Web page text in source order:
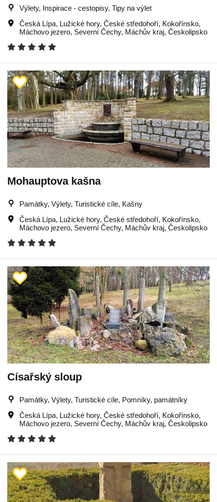
Výlety, Inspirace - cestopisy, Tipy na výlet
Česká Lípa, Lužické hory, České středohoří, Kokořínsko,
Máchovo jezero, Severní Čechy, Máchův kraj, Českolipsko
Mohauptova kašna
Památky, Výlety, Turistické cíle, Kašny
Česká Lípa, Lužické hory, České středohoří, Kokořínsko,
Máchovo jezero, Severní Čechy, Máchův kraj, Českolipsko
Císařský sloup
Památky, Výlety, Turistické cíle, Pomníky, památníky
Česká Lípa, Lužické hory, České středohoří, Kokořínsko,
Máchovo jezero, Severní Čechy, Máchův kraj, Českolipsko